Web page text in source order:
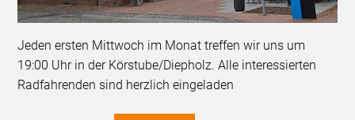
Jeden ersten Mittwoch im Monat treffen wir uns um
19:00 Uhr in der Körstube/Diepholz. Alle interessierten
Radfahrenden sind herzlich eingeladen